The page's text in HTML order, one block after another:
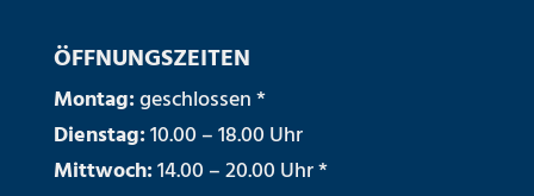
ÖFFNUNGSZEITEN
Montag:geschlossen *
Dienstag:10.00 – 18.00 Uhr
Mittwoch:14.00 – 20.00 Uhr *